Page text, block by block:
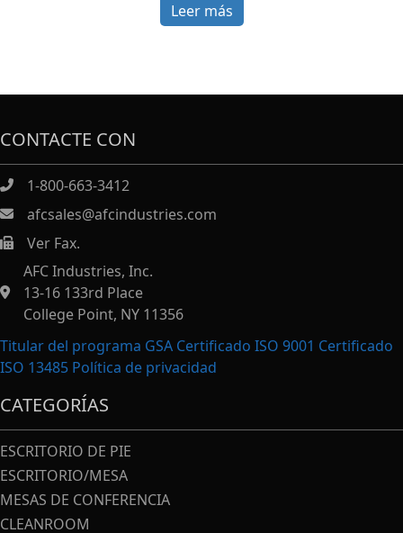
Leer más
CONTACTE CON
1-800-663-3412
afcsales@afcindustries.com
https://afcindustries.com/contact/#:~:text=Fax
Ver Fax.
AFC Industries, Inc.
13-16 133rd Place
College Point, NY 11356
Titular del programa GSA Certificado ISO 9001 Certificado
ISO 13485 Política de privacidad
CATEGORÍAS
ESCRITORIO DE PIE
ESCRITORIO/MESA
MESAS DE CONFERENCIA
CLEANROOM